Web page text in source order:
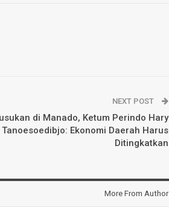
NEXT POST
di Manado, Ketum Perindo Hary
Tanoesoedibjo: Ekonomi Daerah Harus
Ditingkatkan
More From Author